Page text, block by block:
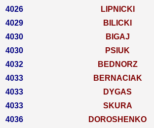
4026
LIPNICKI
4029
BILICKI
4030
BIGAJ
4030
PSIUK
4032
BEDNORZ
4033
BERNACIAK
4033
DYGAS
4033
SKURA
4036
DOROSHENKO